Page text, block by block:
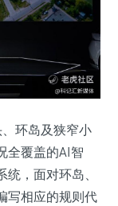
环岛及狭窄小
全覆盖的AI智
，面对环岛、
写相应的规则代